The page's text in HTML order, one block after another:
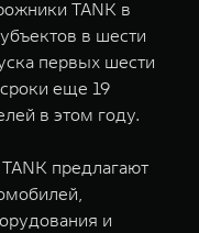
от 10 199
TANK в
в шести
первых шести
еще 19
в этом году.
предлагают
и